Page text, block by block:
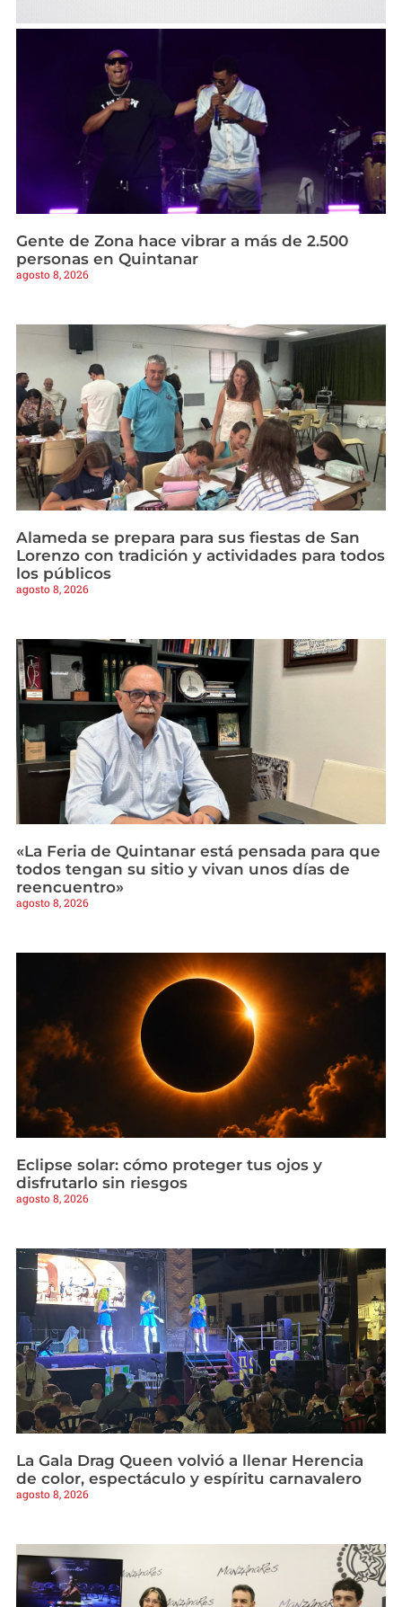
Gente de Zona hace vibrar a más de 2.500
personas en Quintanar
agosto 8, 2026
Alameda se prepara para sus fiestas de San
Lorenzo con tradición y actividades para todos
los públicos
agosto 8, 2026
«La Feria de Quintanar está pensada para que
todos tengan su sitio y vivan unos días de
reencuentro»
agosto 8, 2026
Eclipse solar: cómo proteger tus ojos y
disfrutarlo sin riesgos
agosto 8, 2026
La Gala Drag Queen volvió a llenar Herencia
de color, espectáculo y espíritu carnavalero
agosto 8, 2026